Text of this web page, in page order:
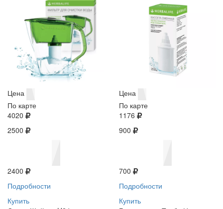
Цена
По карте
4020
2500
2400
Подробности
Купить
Цена
По карте
1176
900
700
Подробности
Купить